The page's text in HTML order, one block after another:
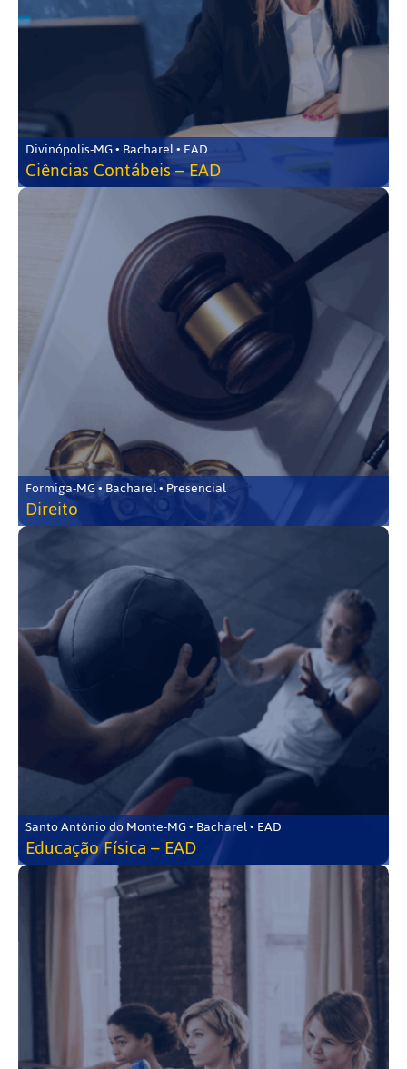
Divinópolis-MG • Bacharel • EAD
Ciências Contábeis – EAD
Formiga-MG • Bacharel • Presencial
Direito
Santo Antônio do Monte-MG • Bacharel • EAD
Educação Física – EAD